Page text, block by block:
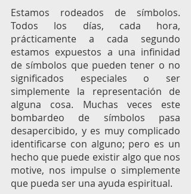
Estamos rodeados de símbolos.
Todos los días, cada hora,
prácticamente a cada segundo
estamos expuestos a una infinidad
de símbolos que pueden tener o no
significados especiales o ser
simplemente la representación de
alguna cosa. Muchas veces este
bombardeo de símbolos pasa
desapercibido, y es muy complicado
identificarse con alguno; pero es un
hecho que puede existir algo que nos
motive, nos impulse o simplemente
que pueda ser una ayuda espiritual.